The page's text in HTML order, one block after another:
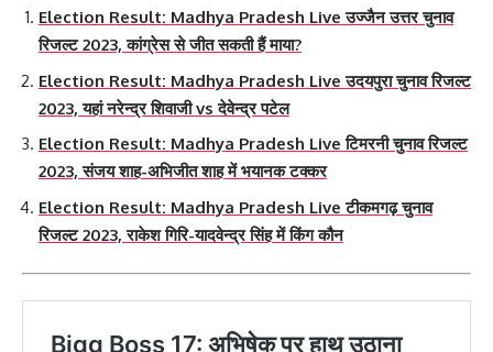
Election Result: Madhya Pradesh Live उज्जैन उत्तर चुनाव
रिजल्ट 2023, कांग्रेस से जीत सकती हैं माया?
Election Result: Madhya Pradesh Live उदयपुरा चुनाव रिजल्ट
2023, यहां नरेन्द्र शिवाजी vs देवेन्द्र पटेल
Election Result: Madhya Pradesh Live टिमरनी चुनाव रिजल्ट
2023, संजय शाह-अभिजीत शाह में भयानक टक्कर
Election Result: Madhya Pradesh Live टीकमगढ़ चुनाव
रिजल्ट 2023, राकेश गिरि-यादवेन्द्र सिंह में किंग कौन